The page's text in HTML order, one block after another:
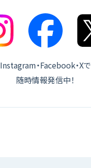
Instagram・Facebook・Xで
随時情報発信中！